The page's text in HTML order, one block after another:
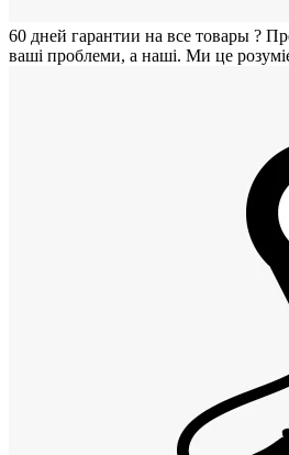
60 дней гарантии на все товары ?
ваші проблеми, а наші. Ми це